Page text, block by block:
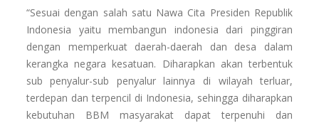
“Sesuai dengan salah satu Nawa Cita Presiden Republik
Indonesia yaitu membangun indonesia dari pinggiran
dengan memperkuat daerah-daerah dan desa dalam
kerangka negara kesatuan. Diharapkan akan terbentuk
sub penyalur-sub penyalur lainnya di wilayah terluar,
terdepan dan terpencil di Indonesia, sehingga diharapkan
kebutuhan BBM masyarakat dapat terpenuhi dan